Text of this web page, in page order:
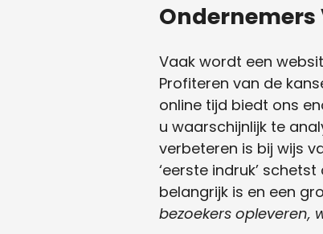
Ondernemers
Vaak wordt een
Profiteren van de
online tijd biedt ons
u waarschijnlijk te
verbeteren is bij wijs
‘eerste indruk’
belangrijk is en een
bezoekers